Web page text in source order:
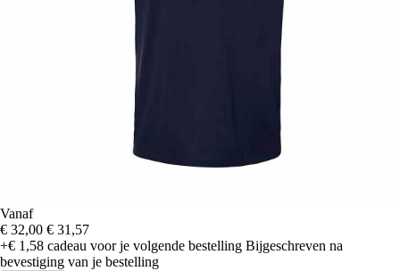
Vanaf
€ 32,00 € 31,57
+€ 1,58 cadeau voor je volgende bestelling Bijgeschreven na
bevestiging van je bestelling